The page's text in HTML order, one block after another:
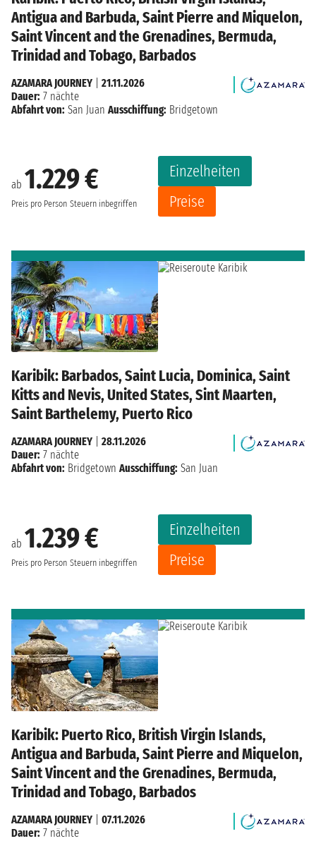
Antigua and Barbuda, Saint Pierre and Miquelon,
Saint Vincent and the Grenadines, Bermuda,
Trinidad and Tobago, Barbados
ab 1.229 €
Preis pro Person Steuern inbegriffen
Einzelheiten
Preise
AZAMARA JOURNEY
21.11.2026
Dauer: 7 nächte
Abfahrt von: San Juan Ausschiffung: Bridgetown
Karibik: Barbados, Saint Lucia, Dominica, Saint
Kitts and Nevis, United States, Sint Maarten,
Saint Barthelemy, Puerto Rico
ab 1.239 €
Preis pro Person Steuern inbegriffen
Einzelheiten
Preise
AZAMARA JOURNEY
28.11.2026
Dauer: 7 nächte
Abfahrt von: Bridgetown Ausschiffung: San Juan
Karibik: Puerto Rico, British Virgin Islands,
Antigua and Barbuda, Saint Pierre and Miquelon,
Saint Vincent and the Grenadines, Bermuda,
Trinidad and Tobago, Barbados
AZAMARA JOURNEY
07.11.2026
Dauer: 7 nächte